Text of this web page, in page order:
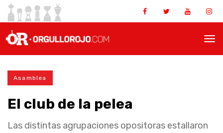
Asamblea
El club de la pelea
Las distintas agrupaciones opositoras estallaron